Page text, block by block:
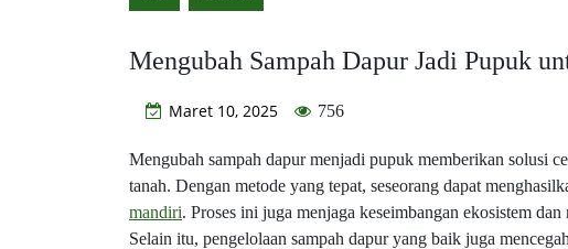
Mengubah Sampah Dapur Jadi Pupuk
Maret 10, 2025 756
Mengubah sampah dapur menjadi pupuk memberikan solusi
tanah. Dengan metode yang tepat, seseorang dapat
mandiri. Proses ini juga menjaga keseimbangan ekosistem
Selain itu, pengelolaan sampah dapur yang baik juga